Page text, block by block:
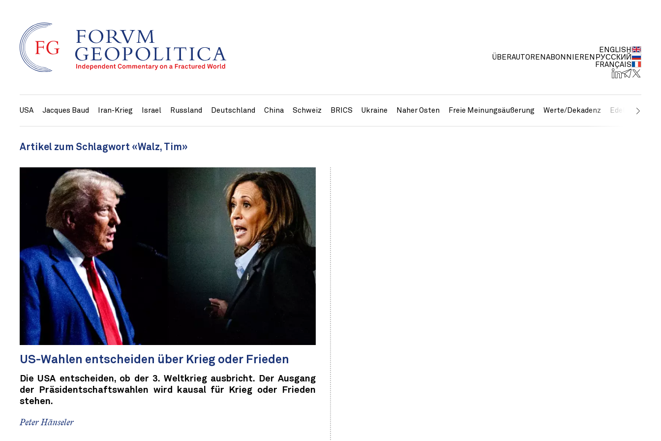
ÜBERAUTOREN ABONNIEREN
ENGLISH
РУССКИЙ
FRANÇAIS
USA Jacques Baud Iran-Krieg Israel Russland Deutschland China Schweiz BRICS Ukraine Naher Osten Freie Meinungsäußerung Werte/Dekadenz Edelmetalle
Artikel zum Schlagwort «Walz, Tim»
US-Wahlen entscheiden über Krieg oder Frieden
Die USA entscheiden, ob der 3. Weltkrieg ausbricht. Der Ausgang
der Präsidentschaftswahlen wird kausal für Krieg oder Frieden
stehen.
Peter Hänseler